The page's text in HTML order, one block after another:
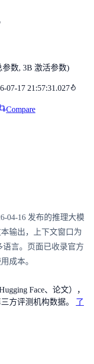
参数, 3B 激活参数)
07-17 21:57:31.027
Compare
04-16 发布的推理大模
输出，上下文窗口为
言。页面已收录官方
成本。
Face、论文），
方评测机构数据。
了